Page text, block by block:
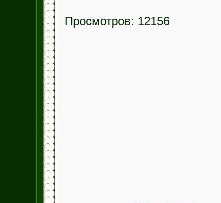
Просмотров: 12156